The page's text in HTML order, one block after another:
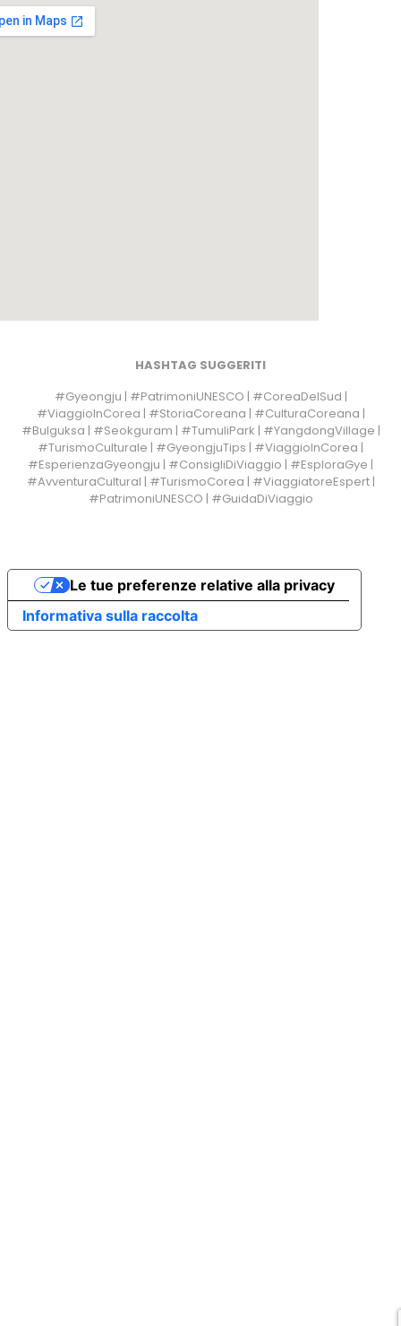
HASHTAG SUGGERITI
#Gyeongju | #PatrimoniUNESCO | #CoreaDelSud |
#ViaggioInCorea | #StoriaCoreana | #CulturaCoreana |
#Bulguksa | #Seokguram | #TumuliPark | #YangdongVillage |
#TurismoCulturale | #GyeongjuTips | #ViaggioInCorea |
#EsperienzaGyeongju | #ConsigliDiViaggio | #EsploraGye |
#AvventuraCultural | #TurismoCorea | #ViaggiatoreEspert |
#PatrimoniUNESCO | #GuidaDiViaggio
Informativa sulla raccolta
Le tue preferenze relative alla privacy